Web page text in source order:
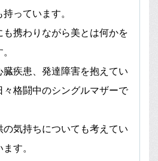
っています。
も携わりながら美とは何かを
臓疾患、発達障害を抱えてい
々格闘中のシングルマザーで
の気持ちについても考えてい
す。